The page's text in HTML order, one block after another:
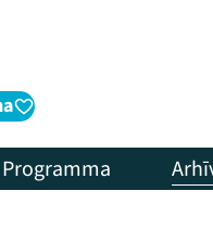
Programma